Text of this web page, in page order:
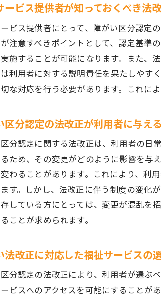
ービス提供者が知っておくべき法
ビス提供者にとって、障がい区分認定
注意すべきポイントとして、認定基準
施することが可能になります。また、
利用者に対する説明責任を果たしやす
切な対応を行う必要があります。これに
区分認定の法改正が利用者に与え
分認定に関する法改正は、利用者の日
ため、その変更がどのように影響を与
わることがあります。これにより、利
す。しかし、法改正に伴う制度の変化
している方にとっては、変更が混乱を
ことが求められます。
法改正に対応した福祉サービスの
分認定の法改正により、利用者が選ぶ
ビスへのアクセスを可能にすることが